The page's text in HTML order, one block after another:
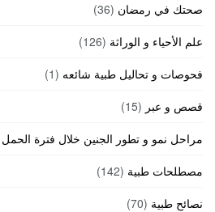
صحتك في رمضان (36)
علم الأحياء و الوراثة (126)
فحوصات و تحاليل طبية شائعه (1)
قصص و عبر (15)
مراحل نمو و تطور الجنين خلال فترة الحمل
مصطلحات طبية (142)
نصائح طبية (70)